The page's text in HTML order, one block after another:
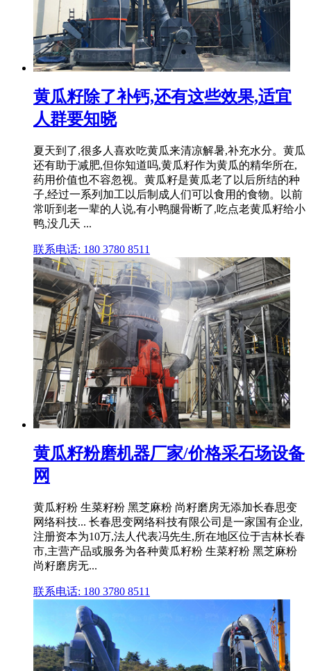
黄瓜籽除了补钙,还有这些效果,适宜
人群要知晓
夏天到了,很多人喜欢吃黄瓜来清凉解暑,补充水分。黄瓜
还有助于减肥,但你知道吗,黄瓜籽作为黄瓜的精华所在,
药用价值也不容忽视。黄瓜籽是黄瓜老了以后所结的种
子,经过一系列加工以后制成人们可以食用的食物。以前
常听到老一辈的人说,有小鸭腿骨断了,吃点老黄瓜籽给小
鸭,没几天 ...
联系电话: 180 3780 8511
黄瓜籽粉磨机器厂家/价格采石场设备
网
黄瓜籽粉 生菜籽粉 黑芝麻粉 尚籽磨房无添加长春思变
网络科技... 长春思变网络科技有限公司是一家国有企业,
注册资本为10万,法人代表冯先生,所在地区位于吉林长春
市,主营产品或服务为各种黄瓜籽粉 生菜籽粉 黑芝麻粉
尚籽磨房无...
联系电话: 180 3780 8511